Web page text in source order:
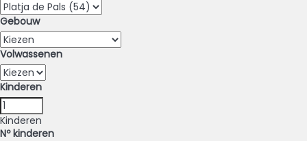
Gebouw
Volwassenen
Kinderen
Kinderen
Nº kinderen